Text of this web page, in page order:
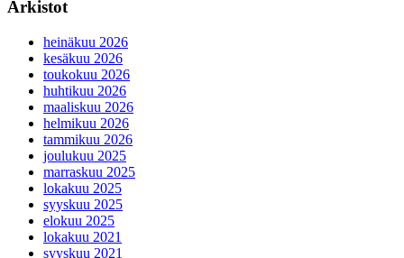
Arkistot
heinäkuu 2026
kesäkuu 2026
toukokuu 2026
huhtikuu 2026
maaliskuu 2026
helmikuu 2026
tammikuu 2026
joulukuu 2025
marraskuu 2025
lokakuu 2025
syyskuu 2025
elokuu 2025
lokakuu 2021
syyskuu 2021